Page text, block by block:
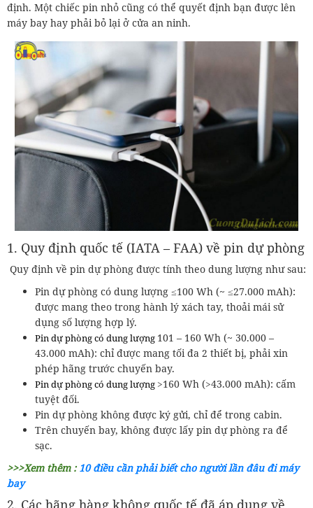
định. Một chiếc pin nhỏ cũng có thể quyết định bạn được lên
máy bay hay phải bỏ lại ở cửa an ninh.
1. Quy định quốc tế (IATA – FAA) về pin dự phòng
Quy định về pin dự phòng được tính theo dung lượng như sau:
Pin dự phòng có dung lượng ≤100 Wh (~ ≤27.000 mAh):
được mang theo trong hành lý xách tay, thoải mái sử
dụng số lượng hợp lý.
Pin dự phòng có dung lượng 101 – 160 Wh (~ 30.000 –
43.000 mAh): chỉ được mang tối đa 2 thiết bị, phải xin
phép hãng trước chuyến bay.
Pin dự phòng có dung lượng >160 Wh (>43.000 mAh): cấm
tuyệt đối.
Pin dự phòng không được ký gửi, chỉ để trong cabin.
Trên chuyến bay, không được lấy pin dự phòng ra để
sạc.
>>>Xem thêm : 10 điều cần phải biết cho người lần đâu đi máy
bay
2. Các hãng hàng không quốc tế đã áp dụng về